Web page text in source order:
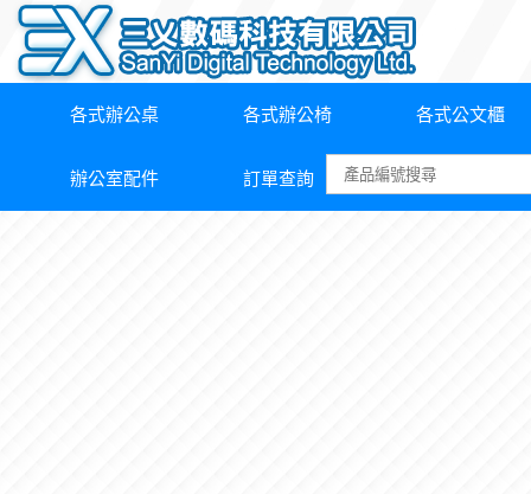
各式辦公桌 各式辦公椅 各式公文櫃
辦公室配件 訂單查詢